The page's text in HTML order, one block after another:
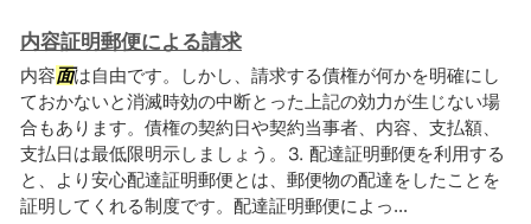
内容証明郵便による請求
内容面は自由です。しかし、請求する債権が何かを明確にし
ておかないと消滅時効の中断とった上記の効力が生じない場
合もあります。債権の契約日や契約当事者、内容、支払額、
支払日は最低限明示しましょう。⒊ 配達証明郵便を利用する
と、より安心配達証明郵便とは、郵便物の配達をしたことを
証明してくれる制度です。配達証明郵便によっ...